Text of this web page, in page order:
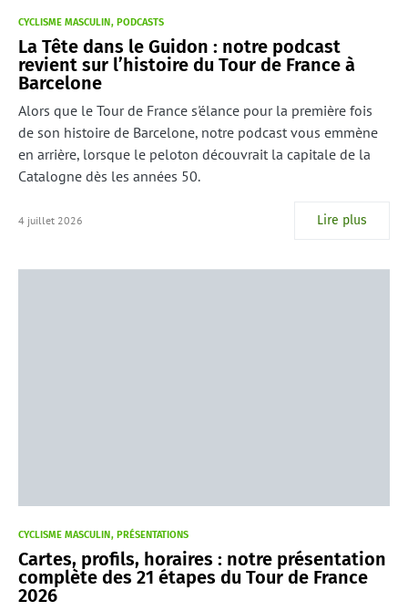
CYCLISME MASCULIN PODCASTS
La Tête dans le Guidon : notre podcast
revient sur l’histoire du Tour de France à
Barcelone
Alors que le Tour de France s'élance pour la première fois
de son histoire de Barcelone, notre podcast vous emmène
en arrière, lorsque le peloton découvrait la capitale de la
Catalogne dès les années 50.
4 juillet 2026 Lire plus
CYCLISME MASCULIN PRÉSENTATIONS
Cartes, profils, horaires : notre présentation
complète des 21 étapes du Tour de France
2026